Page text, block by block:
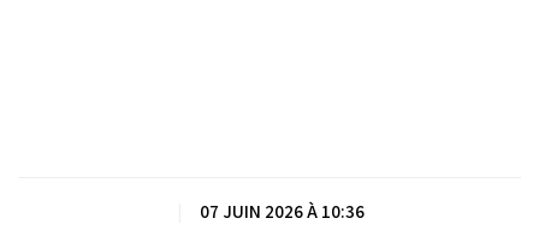
07 JUIN 2026 À 10:36